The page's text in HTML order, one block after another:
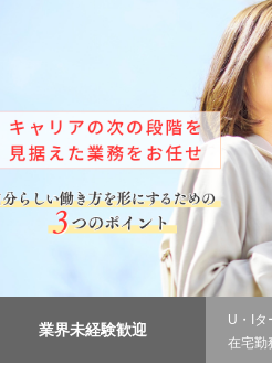
業界未経験歓迎
U・Iタ
在宅勤